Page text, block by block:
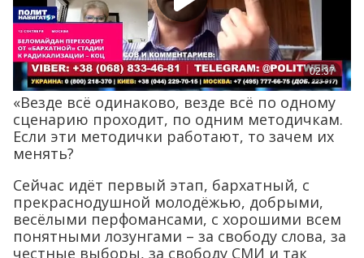
«Везде всё одинаково, везде всё по одному
сценарию проходит, по одним методичкам.
Если эти методички работают, то зачем их
менять?
Сейчас идёт первый этап, бархатный, с
прекраснодушной молодёжью, добрыми,
весёлыми перфомансами, с хорошими всем
понятными лозунгами – за свободу слова, за
честные выборы, за свободу СМИ и так